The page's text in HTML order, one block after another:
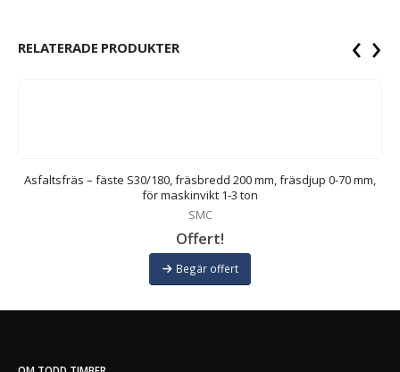
RELATERADE PRODUKTER
Asfaltsfräs – fäste S30/180, fräsbredd 200 mm, fräsdjup 0-70 mm,
för maskinvikt 1-3 ton
SMC
Offert!
Begär offert
‹ ›